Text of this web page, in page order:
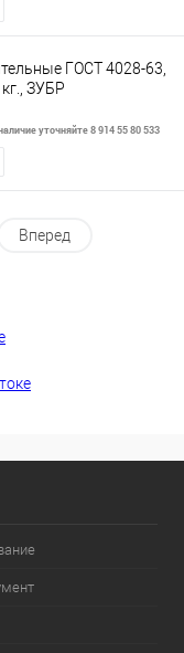
ГОСТ 4028-63,
ЗУБР
уточняйте 8 914 55 80 533
Вперед